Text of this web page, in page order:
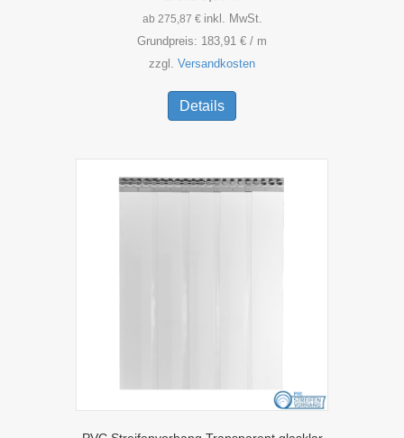
ab 275,87 € inkl. MwSt.
Grundpreis: 183,91 € / m
zzgl. Versandkosten
Details
weist
Varianten
auf.
Die